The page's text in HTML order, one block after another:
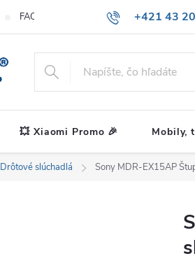
+421 43
FAQ
💥 Xiaomi Promo 🎉 Mobily,
Drôtové slúchadlá Sony MDR-EX15AP